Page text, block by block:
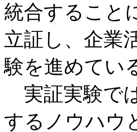
統合すること
立証し、企業
験を進めてい
実証実験で
するノウハウ